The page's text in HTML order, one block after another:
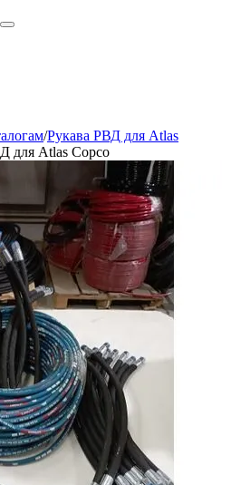
/Рукава РВД для Atlas
для Atlas Copco